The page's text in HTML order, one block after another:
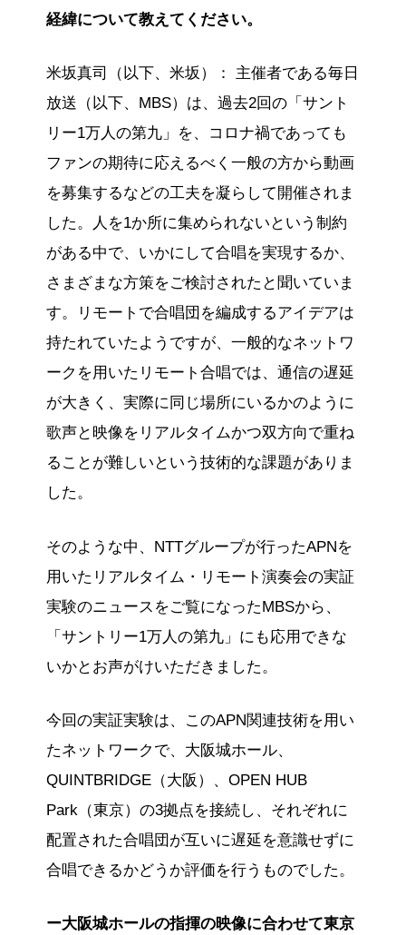
経緯について教えてください。
米坂真司（以下、米坂）： 主催者である毎日
放送（以下、MBS）は、過去2回の「サント
リー1万人の第九」を、コロナ禍であっても
ファンの期待に応えるべく一般の方から動画
を募集するなどの工夫を凝らして開催されま
した。人を1か所に集められないという制約
がある中で、いかにして合唱を実現するか、
さまざまな方策をご検討されたと聞いていま
す。リモートで合唱団を編成するアイデアは
持たれていたようですが、一般的なネットワ
ークを用いたリモート合唱では、通信の遅延
が大きく、実際に同じ場所にいるかのように
歌声と映像をリアルタイムかつ双方向で重ね
ることが難しいという技術的な課題がありま
した。
そのような中、NTTグループが行ったAPNを
用いたリアルタイム・リモート演奏会の実証
実験のニュースをご覧になったMBSから、
「サントリー1万人の第九」にも応用できな
いかとお声がけいただきました。
今回の実証実験は、このAPN関連技術を用い
たネットワークで、大阪城ホール、
QUINTBRIDGE（大阪）、OPEN HUB
Park（東京）の3拠点を接続し、それぞれに
配置された合唱団が互いに遅延を意識せずに
合唱できるかどうか評価を行うものでした。
ー大阪城ホールの指揮の映像に合わせて東京